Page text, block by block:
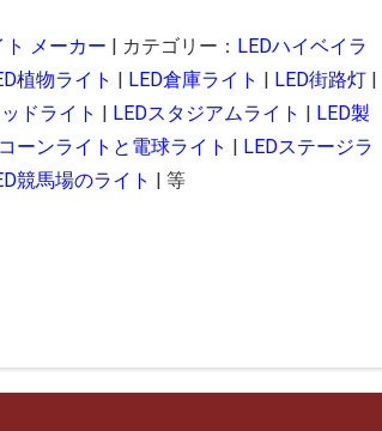
ト メーカー | カテゴリー： LEDハイベイラ
植物ライト | LED倉庫ライト | LED街路灯 |
ドライト | LEDスタジアムライト | LED製
ーンライトと電球ライト | LEDステージラ
競馬場のライト | 等